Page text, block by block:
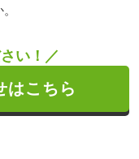
い！／
はこちら